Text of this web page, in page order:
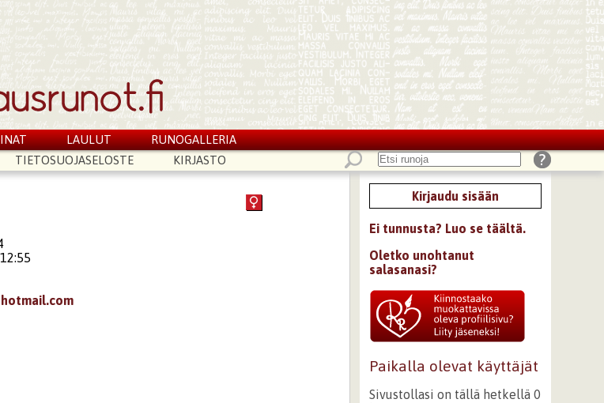
LAULUT
RUNOGALLERIA
TIETOSUOJASELOSTE KIRJASTO
Kirjaudu sisään
Ei tunnusta? Luo se täältä.
Oletko unohtanut
salasanasi?
Paikalla olevat käyttäjät
Sivustollasi on tällä hetkellä 0